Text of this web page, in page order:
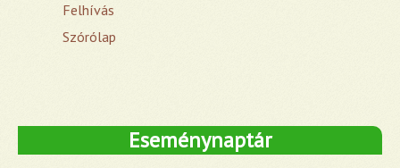
Felhívás
Szórólap
Eseménynaptár